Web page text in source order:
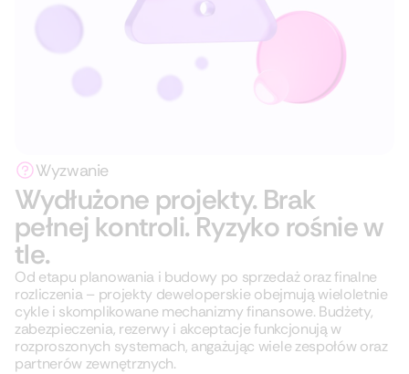
Wyzwanie
Wydłużone projekty. Brak
pełnej kontroli. Ryzyko rośnie w
tle.
Od etapu planowania i budowy po sprzedaż oraz finalne
rozliczenia – projekty deweloperskie obejmują wieloletnie
cykle i skomplikowane mechanizmy finansowe. Budżety,
zabezpieczenia, rezerwy i akceptacje funkcjonują w
rozproszonych systemach, angażując wiele zespołów oraz
partnerów zewnętrznych.